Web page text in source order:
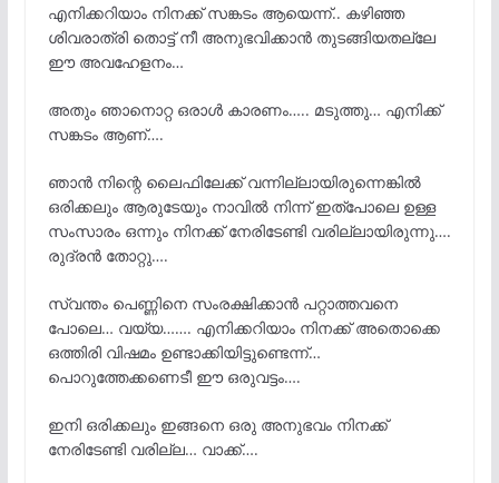
എനിക്കറിയാം നിനക്ക് സങ്കടം ആയെന്ന്.. കഴിഞ്ഞ
ശിവരാത്രി തൊട്ട് നീ അനുഭവിക്കാൻ തുടങ്ങിയതല്ലേ
ഈ അവഹേളനം…
അതും ഞാനൊറ്റ ഒരാൾ കാരണം….. മടുത്തു… എനിക്ക്
സങ്കടം ആണ്….
ഞാൻ നിന്റെ ലൈഫിലേക്ക് വന്നില്ലായിരുന്നെങ്കിൽ
ഒരിക്കലും ആരുടേയും നാവിൽ നിന്ന് ഇത്പോലെ ഉള്ള
സംസാരം ഒന്നും നിനക്ക് നേരിടേണ്ടി വരില്ലായിരുന്നു….
രുദ്രൻ തോറ്റു….
സ്വന്തം പെണ്ണിനെ സംരക്ഷിക്കാൻ പറ്റാത്തവനെ
പോലെ… വയ്യ……. എനിക്കറിയാം നിനക്ക് അതൊക്കെ
ഒത്തിരി വിഷമം ഉണ്ടാക്കിയിട്ടുണ്ടെന്ന്…
പൊറുത്തേക്കണെടീ ഈ ഒരുവട്ടം….
ഇനി ഒരിക്കലും ഇങ്ങനെ ഒരു അനുഭവം നിനക്ക്
നേരിടേണ്ടി വരില്ല… വാക്ക്….